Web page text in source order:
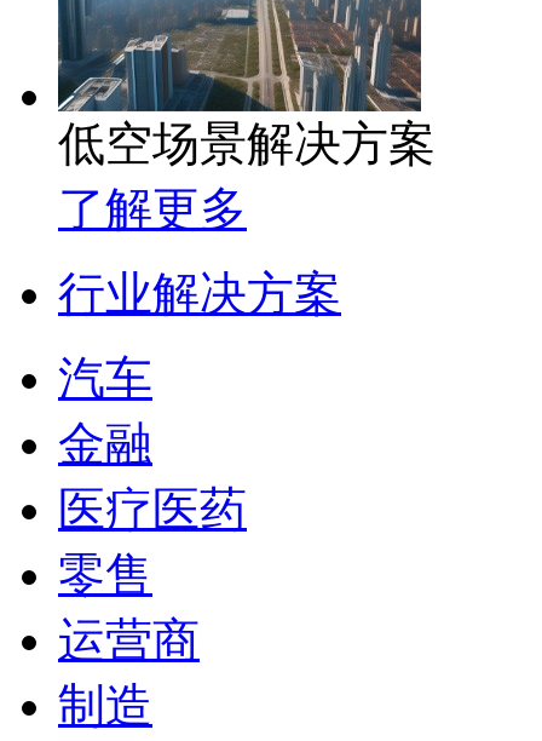
低空场景解决方案
了解更多
行业解决方案
汽车
金融
医疗医药
零售
运营商
制造